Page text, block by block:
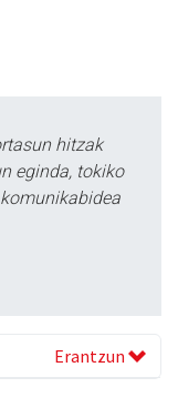
hitzak
eginda, tokiko
Erantzun